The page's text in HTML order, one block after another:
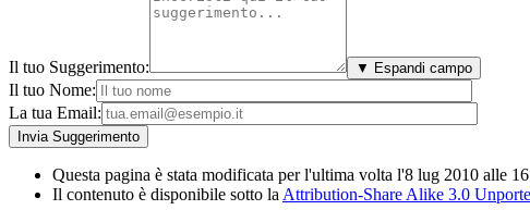
Il tuo Suggerimento: ▼ Espandi campo
Il tuo Nome:
La tua Email:
Questa pagina è stata modificata per l'ultima volta l'8 lug 2010 alle
Il contenuto è disponibile sotto la Attribution-Share Alike 3.0